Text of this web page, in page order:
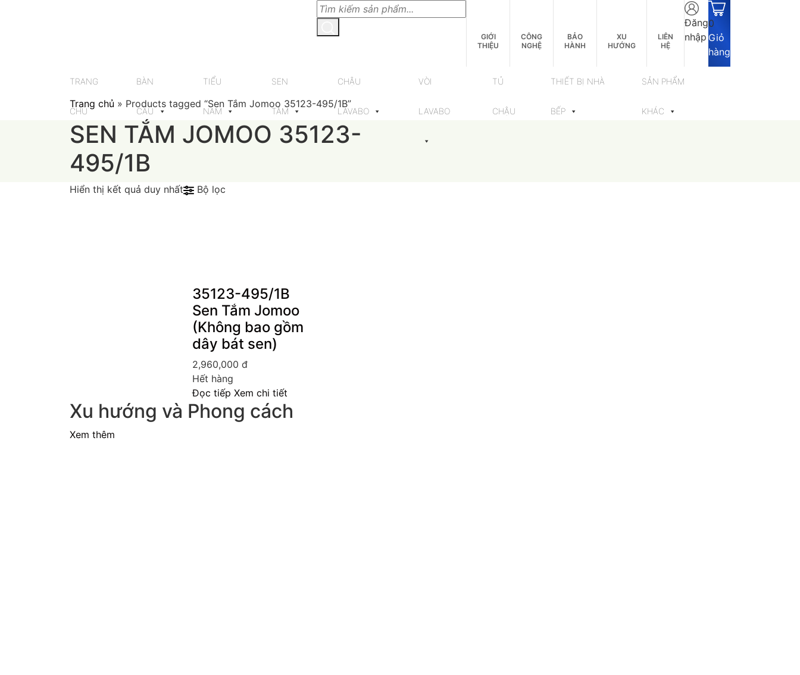
GIỚI
THIỆU
CÔNG
NGHỆ
BẢO
HÀNH
XU
HƯỚNG
LIÊN
HỆ
Đăng
nhập
0
Giỏ
hàng
TRANG
CHỦ
BÀN
CẦU
TIỂU
NAM
SEN
TẮM
CHẬU
LAVABO
VÒI
LAVABO
TỦ
CHẬU
THIẾT BỊ NHÀ
BẾP
SẢN PHẨM
KHÁC
Trang chủ » Products tagged “Sen Tắm Jomoo 35123-495/1B”
SEN TẮM JOMOO 35123-
495/1B
Hiển thị kết quả duy nhất Bộ lọc
35123-495/1B
Sen Tắm Jomoo
(Không bao gồm
dây bát sen)
2,960,000 đ
Hết hàng
Đọc tiếp Xem chi tiết
Xu hướng và Phong cách
Xem thêm